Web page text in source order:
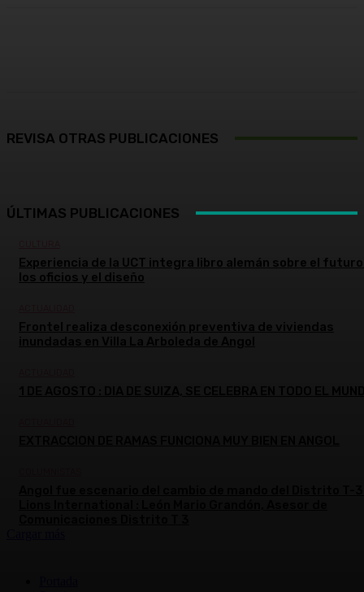
REVISA OTRAS PUBLICACIONES
ÚLTIMAS PUBLICACIONES
Experiencia de la UCT integra libro alemán sobre el
los oficios y el diseño
Frontel realiza desconexión preventiva de viviendas